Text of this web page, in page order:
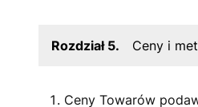
Rozdział 5. Ceny i
Ceny Towarów